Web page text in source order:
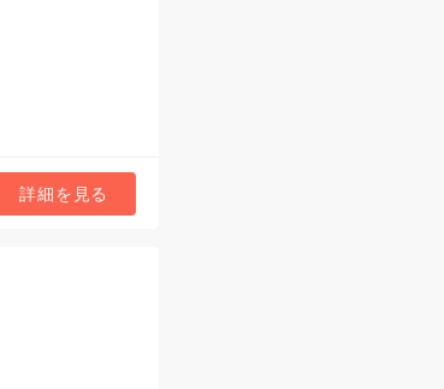
詳細を見る